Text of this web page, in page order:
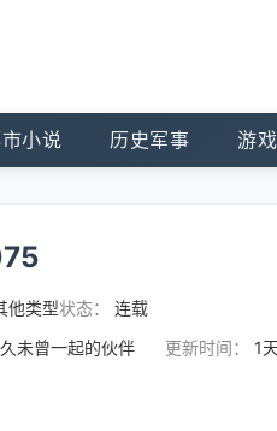
小说 历史军事 游
他类型状态：
连载
未曾一起的伙伴 更新时间： 1